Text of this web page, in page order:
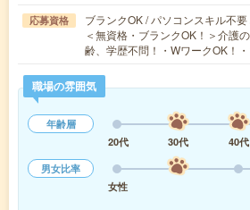
応募資格
ブランクOK / パソコンスキル不
＜無資格・ブランクOK！＞介護
齢、学歴不問！・WワークOK！
職場の雰囲気
年齢層
20代
30代 40代
男女比率
女性